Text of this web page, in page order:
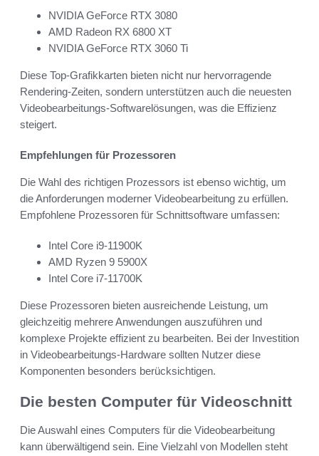
NVIDIA GeForce RTX 3080
AMD Radeon RX 6800 XT
NVIDIA GeForce RTX 3060 Ti
Diese Top-Grafikkarten bieten nicht nur hervorragende
Rendering-Zeiten, sondern unterstützen auch die neuesten
Videobearbeitungs-Softwarelösungen, was die Effizienz
steigert.
Empfehlungen für Prozessoren
Die Wahl des richtigen Prozessors ist ebenso wichtig, um
die Anforderungen moderner Videobearbeitung zu erfüllen.
Empfohlene Prozessoren für Schnittsoftware umfassen:
Intel Core i9-11900K
AMD Ryzen 9 5900X
Intel Core i7-11700K
Diese Prozessoren bieten ausreichende Leistung, um
gleichzeitig mehrere Anwendungen auszuführen und
komplexe Projekte effizient zu bearbeiten. Bei der Investition
in Videobearbeitungs-Hardware sollten Nutzer diese
Komponenten besonders berücksichtigen.
Die besten Computer für Videoschnitt
Die Auswahl eines Computers für die Videobearbeitung
kann überwältigend sein. Eine Vielzahl von Modellen steht